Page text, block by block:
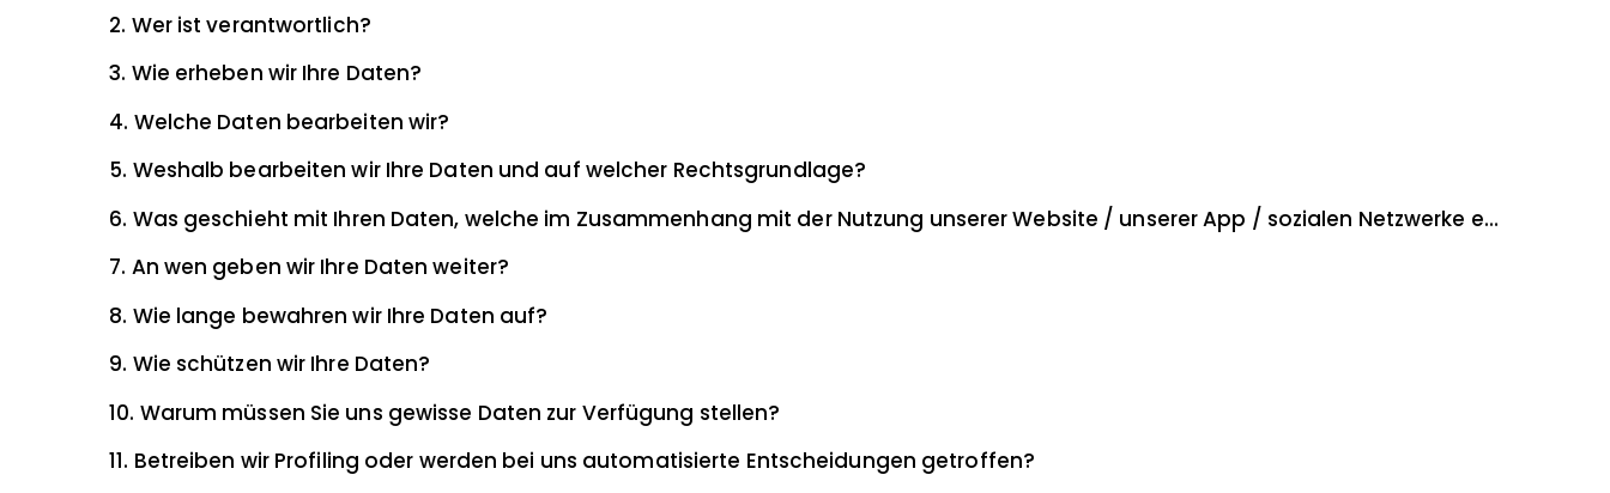
2. Wer ist verantwortlich?
3. Wie erheben wir Ihre Daten?
4. Welche Daten bearbeiten wir?
5. Weshalb bearbeiten wir Ihre Daten und auf welcher Rechtsgrundlage?
6. Was geschieht mit Ihren Daten, welche im Zusammenhang mit der Nutzung unserer Website / unserer App / sozialen Netzwerke erhoben oder bearbeitet werden?
7. An wen geben wir Ihre Daten weiter?
8. Wie lange bewahren wir Ihre Daten auf?
9. Wie schützen wir Ihre Daten?
10. Warum müssen Sie uns gewisse Daten zur Verfügung stellen?
11. Betreiben wir Profiling oder werden bei uns automatisierte Entscheidungen getroffen?